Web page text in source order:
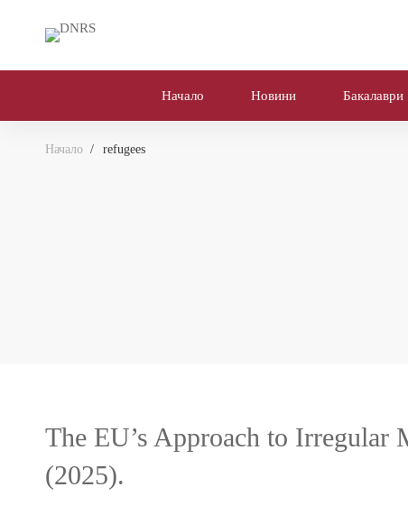
Начало Новини Бакалаври
Начало refugees
The EU’s Approach to
(2025).